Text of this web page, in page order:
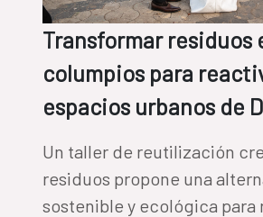
Transformar residuos
columpios para
espacios urbanos de
Un taller de reutilización
residuos propone una
sostenible y ecológica para